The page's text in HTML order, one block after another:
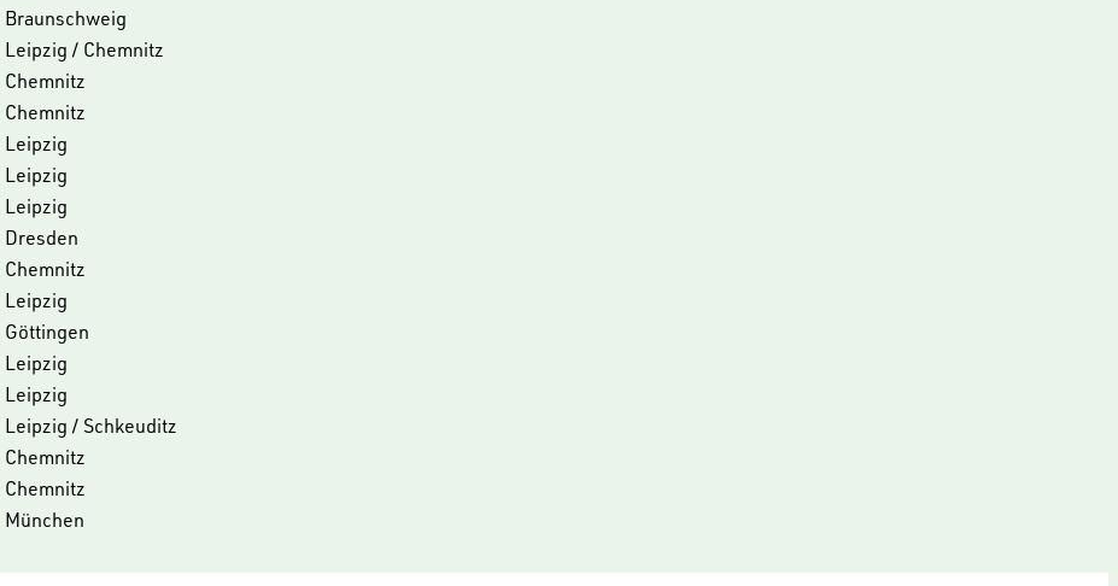
Braunschweig
Leipzig / Chemnitz
Chemnitz
Chemnitz
Leipzig
Leipzig
Leipzig
Dresden
Chemnitz
Leipzig
Göttingen
Leipzig
Leipzig
Leipzig / Schkeuditz
Chemnitz
Chemnitz
München